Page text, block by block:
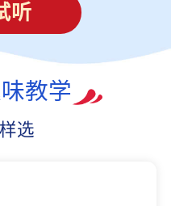
听
教学
选